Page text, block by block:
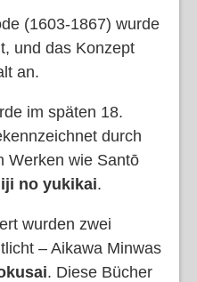
(1603-1867) wurde
und das Konzept
an.
im späten 18.
durch
Werken wie Santō
no yukikai.
wurden zwei
– Aikawa Minwas
. Diese Bücher